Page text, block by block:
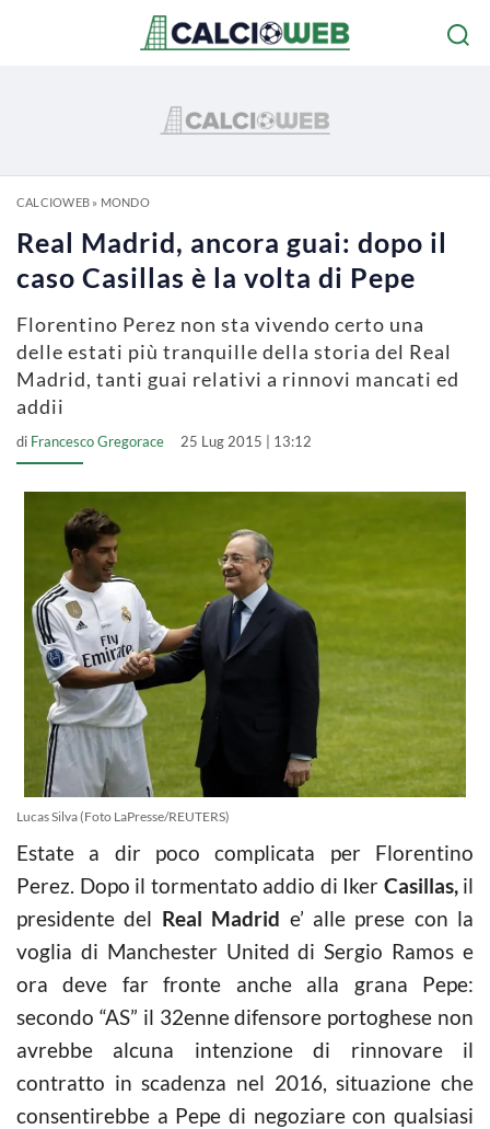
CALCIOWEB» MONDO
Real Madrid, ancora guai: dopo il
caso Casillas è la volta di Pepe
Florentino Perez non sta vivendo certo una
delle estati più tranquille della storia del Real
Madrid, tanti guai relativi a rinnovi mancati ed
addii
di Francesco Gregorace 25 Lug 2015 | 13:12
Lucas Silva (Foto LaPresse/REUTERS)
Estate a dir poco complicata per Florentino
Perez. Dopo il tormentato addio di Iker Casillas,il
presidente del Real Madrid e’ alle prese con la
voglia di Manchester United di Sergio Ramos e
ora deve far fronte anche alla grana Pepe:
secondo “AS” il 32enne difensore portoghese non
avrebbe alcuna intenzione di rinnovare il
contratto in scadenza nel 2016, situazione che
consentirebbe a Pepe di negoziare con qualsiasi